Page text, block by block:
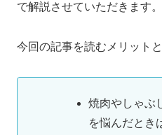
で解説させていただきます。
今回の記事を読むメリット
焼肉やしゃぶ
を悩んだとき